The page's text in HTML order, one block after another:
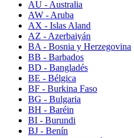
AU - Australia
AW - Aruba
AX - Islas Aland
AZ - Azerbaiyán
BA - Bosnia y Herzegovina
BB - Barbados
BD - Bangladés
BE - Bélgica
BF - Burkina Faso
BG - Bulgaria
BH - Baréin
BI - Burundi
BJ - Benín